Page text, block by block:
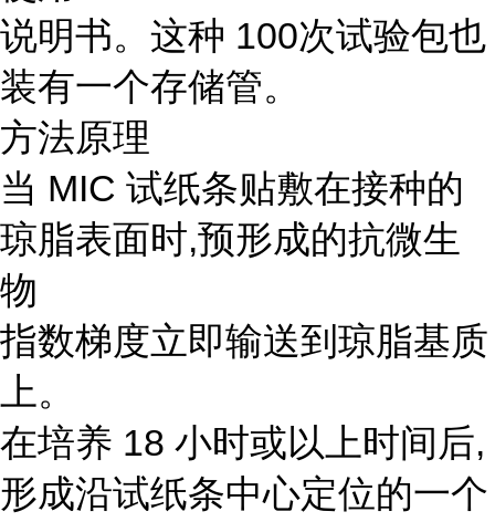
说明书。这种 100次试验包也
装有一个存储管。
方法原理
当 MIC 试纸条贴敷在接种的
琼脂表面时,预形成的抗微生
物
指数梯度立即输送到琼脂基质
上。
在培养 18 小时或以上时间后,
形成沿试纸条中心定位的一个